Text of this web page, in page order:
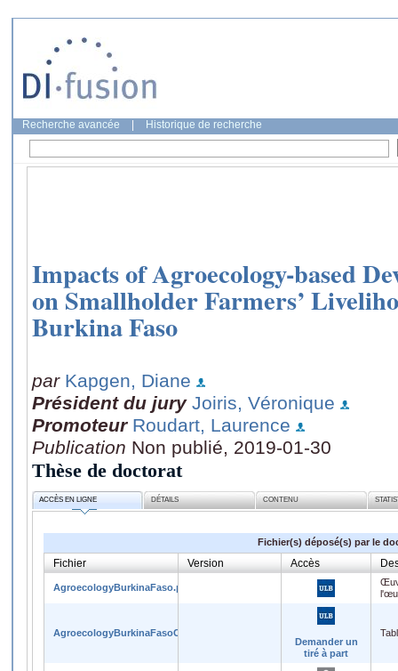
Recherche avancée Historique de recherche
Impacts of Agroecology-based
on Smallholder Farmers’
Burkina Faso
par Kapgen, Diane
Président du jury Joiris, Véronique
Promoteur Roudart, Laurence
Publication Non publié, 2019-01-30
Thèse de doctorat
ACCÈS EN LIGNE DÉTAILS CONTENU
Fichier(s) déposé(s) par le
Fichier Version Accès
AgroecologyBurkinaFaso.pdf
AgroecologyBurkinaFasoContent.docx
Demander un
tiré à part